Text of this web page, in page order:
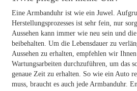
Eine Armbanduhr ist wie ein Juwel.
Herstellungsprozesses ist sehr fein, nur
Aussehen kann immer wie neu sein und
beibehalten. Um die Lebensdauer zu
Aussehen zu erhalten, empfehlen wir
Wartungsarbeiten durchzuführen, um das
genaue Zeit zu erhalten. So wie ein Auto
muss, braucht es auch jede Armbanduhr.